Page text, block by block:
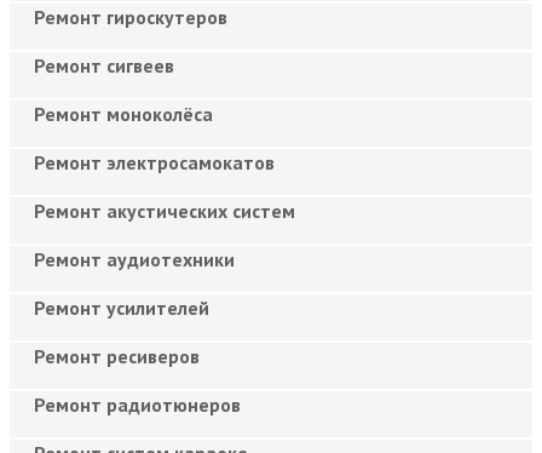
Ремонт гироскутеров
Ремонт сигвеев
Ремонт моноколёса
Ремонт электросамокатов
Ремонт акустических систем
Ремонт аудиотехники
Ремонт усилителей
Ремонт ресиверов
Ремонт радиотюнеров